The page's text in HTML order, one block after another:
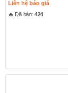
xếp
0
Liên hệ báo giá
🔥 Đã bán: 424